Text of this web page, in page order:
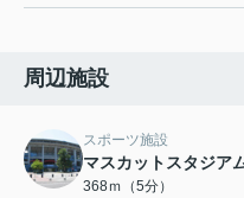
周辺施設
スポーツ施設
マスカットスタジア
368ｍ（5分）